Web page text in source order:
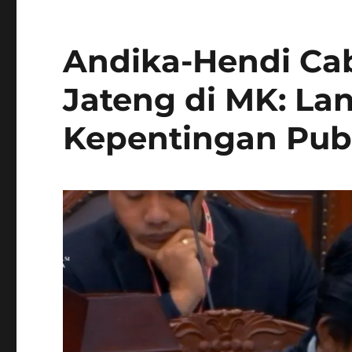
Andika-Hendi
Jateng di MK:
Kepentingan